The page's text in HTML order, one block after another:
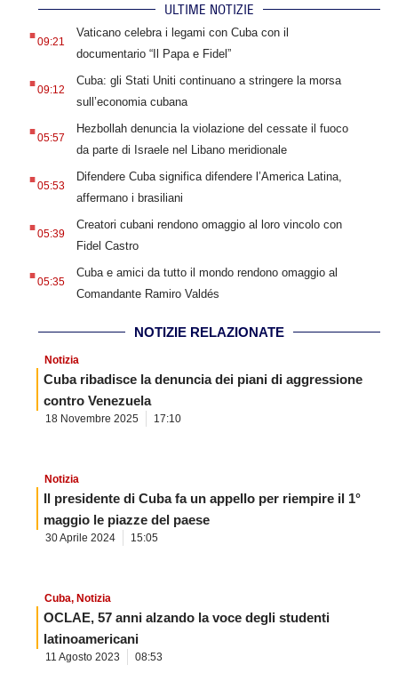
ULTIME NOTIZIE
.09:21
Vaticano celebra i legami con Cuba con il
documentario “Il Papa e Fidel”
.09:12
Cuba: gli Stati Uniti continuano a stringere la morsa
sull’economia cubana
.05:57
Hezbollah denuncia la violazione del cessate il fuoco
da parte di Israele nel Libano meridionale
.05:53
Difendere Cuba significa difendere l’America Latina,
affermano i brasiliani
.05:39
Creatori cubani rendono omaggio al loro vincolo con
Fidel Castro
.05:35
Cuba e amici da tutto il mondo rendono omaggio al
Comandante Ramiro Valdés
NOTIZIE RELAZIONATE
Notizia
Cuba ribadisce la denuncia dei piani di aggressione
contro Venezuela
18 Novembre 2025 17:10
Notizia
Il presidente di Cuba fa un appello per riempire il 1°
maggio le piazze del paese
30 Aprile 2024 15:05
Cuba, Notizia
OCLAE, 57 anni alzando la voce degli studenti
latinoamericani
11 Agosto 2023 08:53